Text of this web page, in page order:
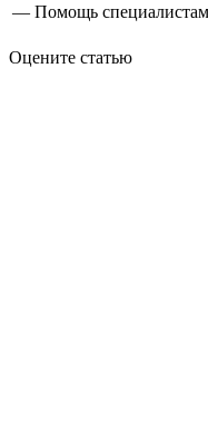
— Помощь специалистам
Оцените статью